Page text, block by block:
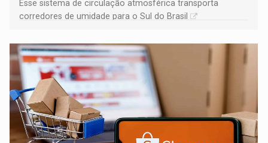
Esse sistema de circulação atmosférica transporta
corredores de umidade para o Sul do Brasil